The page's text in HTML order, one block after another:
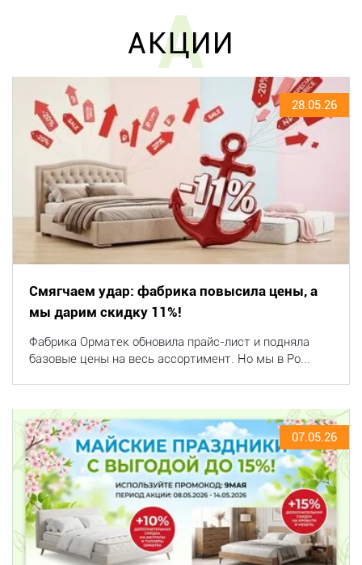
А
АКЦИИ
28.05.26
Смягчаем удар: фабрика повысила цены, а
мы дарим скидку 11%!
Фабрика Орматек обновила прайс-лист и подняла
базовые цены на весь ассортимент. Но мы в Po...
07.05.26